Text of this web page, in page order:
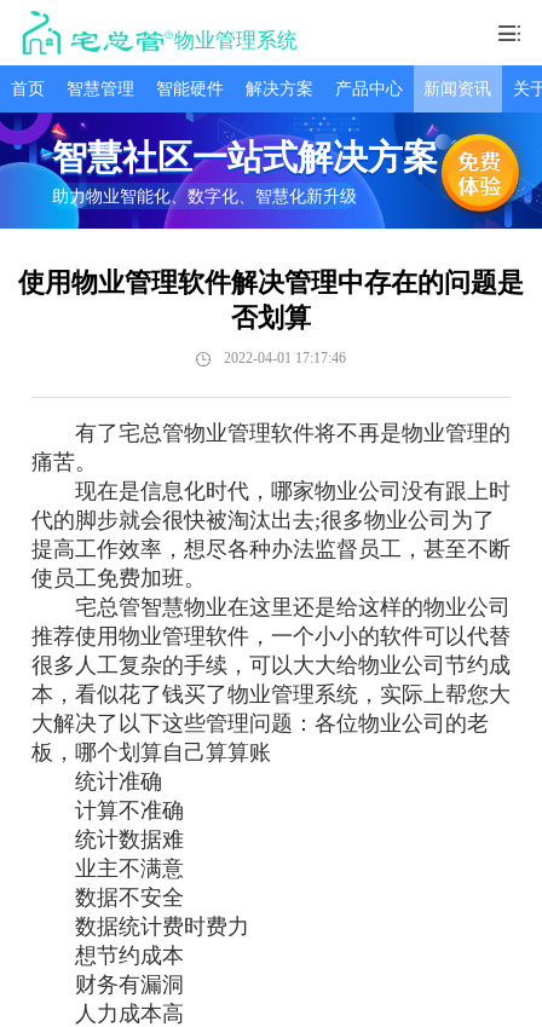
物业管理系统
首页 智慧管理 智能硬件 解决方案 产品中心 新闻资讯 关
智慧社区一站式解决方案
助力物业智能化、数字化、智慧化新升级
使用物业管理软件解决管理中存在的问题是
否划算
2022-04-01 17:17:46
有了宅总管物业管理软件将不再是物业管理的
痛苦。
现在是信息化时代，哪家物业公司没有跟上时
代的脚步就会很快被淘汰出去;很多物业公司为了
提高工作效率，想尽各种办法监督员工，甚至不断
使员工免费加班。
宅总管智慧物业在这里还是给这样的物业公司
推荐使用物业管理软件，一个小小的软件可以代替
很多人工复杂的手续，可以大大给物业公司节约成
本，看似花了钱买了物业管理系统，实际上帮您大
大解决了以下这些管理问题：各位物业公司的老
板，哪个划算自己算算账
统计准确
计算不准确
统计数据难
业主不满意
数据不安全
数据统计费时费力
想节约成本
财务有漏洞
人力成本高